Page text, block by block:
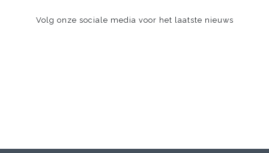
Volg onze sociale media voor het laatste nieuws